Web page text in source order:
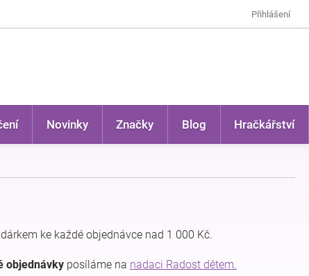
Přihlášení
Novinky Značky Blog Hračkářství
ke každé objednávce nad 1 000 Kč.
objednávky posíláme na nadaci Radost dětem.